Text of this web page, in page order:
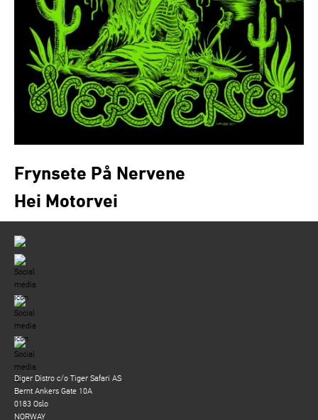
Frynsete På Nervene
Hei Motorvei
Diger Distro c/o Tiger Safari AS
Bernt Ankers Gate 10A
0183 Oslo
NORWAY